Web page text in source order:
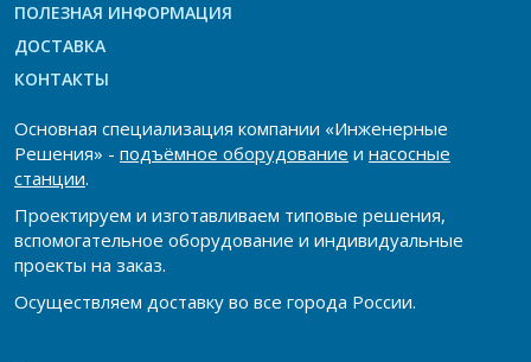
ПОЛЕЗНАЯ ИНФОРМАЦИЯ
ДОСТАВКА
КОНТАКТЫ
Основная специализация компании «Инженерные
Решения» - подъёмное оборудование и насосные
станции.
Проектируем и изготавливаем типовые решения,
вспомогательное оборудование и индивидуальные
проекты на заказ.
Осуществляем доставку во все города России.